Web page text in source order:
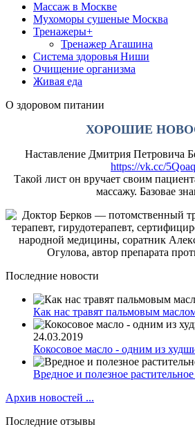
Массаж в Москве
Мухоморы сушеные Москва
Тренажеры+
Тренажер Агашина
Система здоровья Ниши
Очищение организма
Живая еда
О здоровом питании
ХОРОШИЕ
Наставление Дмитрия Петровича
https://vk.cc/
Такой лист он вручает своим
массажу. Базовае
Последние новости
Как нас травят пальмовым
24.03.2019
Кокосовое масло - одним из
Вредное и полезное
Архив новостей ...
Последние отзывы